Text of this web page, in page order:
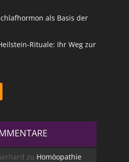
als Basis der
Rituale: Ihr Weg zur
zu Homöopathie